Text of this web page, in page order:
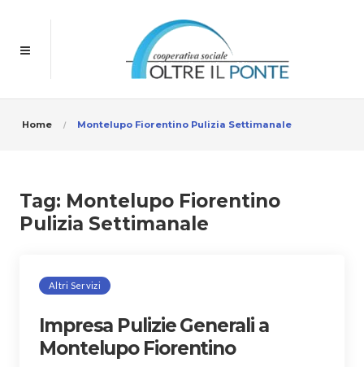
Home Montelupo Fiorentino Pulizia Settimanale
Tag: Montelupo Fiorentino
Pulizia Settimanale
Altri Servizi
Impresa Pulizie Generali a
Montelupo Fiorentino